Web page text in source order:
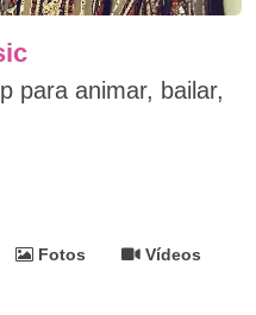
para animar, bailar,
Fotos Vídeos